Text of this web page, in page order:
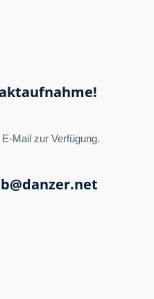
Mail zur Verfügung.